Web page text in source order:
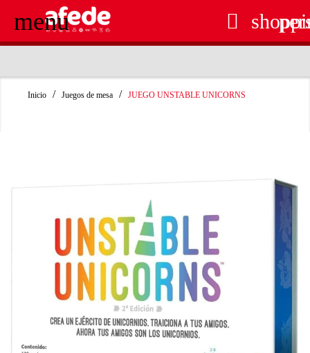
menu 
Inicio Juegos de mesa JUEGO UNSTABLE UNICORNS